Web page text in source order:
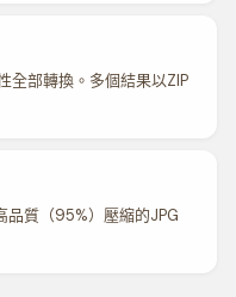
全部轉換。多個結果以ZIP
品質（95%）壓縮的JPG